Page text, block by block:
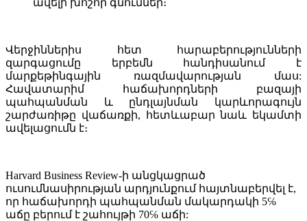
Վերջիններիս հետ հարաբերությունների
զարգացումը երբեմն հանդիսանում է
մարքեթինգային ռազմավարության մաս:
Հավատարիմ հաճախորդների բազայի
պահպանման և ընդլայնման կարևորագույն
շարժառիթը վաճառքի, հետևաբար նաև եկամտի
ավելացումն է։
Harvard Business Review-ի անցկացրած
ուսումնասիրության արդյունքում հայտնաբերվել է,
որ հաճախորդի պահպանման մակարդակի 5℅
աճը բերում է շահույթի 70℅ աճի: